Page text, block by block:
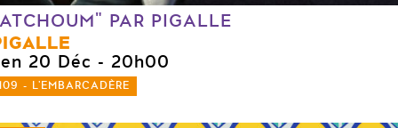
PAR PIGALLE
20 Déc - 20h00
- L'EMBARCADÈRE